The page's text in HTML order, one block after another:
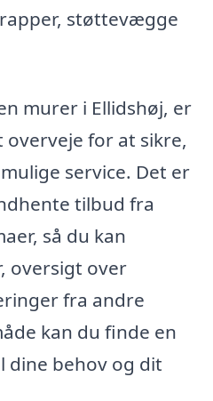
støttevægge
murer i Ellidshøj, er
for at sikre,
service. Det er
tilbud fra
så du kan
oversigt over
fra andre
kan du finde en
dine behov og dit